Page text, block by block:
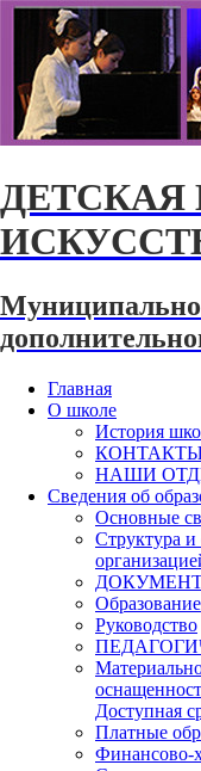
Главная
О школе
История
НАШИ
Сведения об
Основные
Структура и
Образование
Руководство
Доступная
Платные
Финансово-